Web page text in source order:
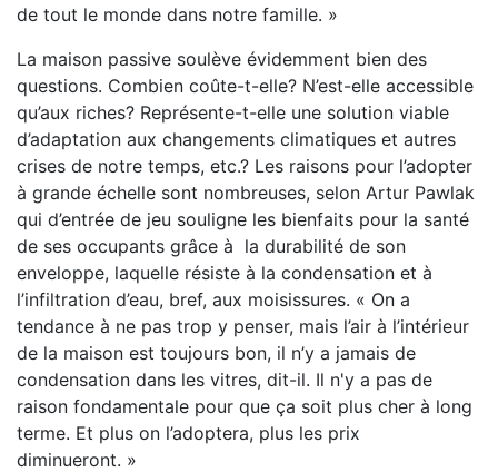
de tout le monde dans notre famille. »
La maison passive soulève évidemment bien des
questions. Combien coûte-t-elle? N’est-elle accessible
qu’aux riches? Représente-t-elle une solution viable
d’adaptation aux changements climatiques et autres
crises de notre temps, etc.? Les raisons pour l’adopter
à grande échelle sont nombreuses, selon Artur Pawlak
qui d’entrée de jeu souligne les bienfaits pour la santé
de ses occupants grâce à la durabilité de son
enveloppe, laquelle résiste à la condensation et à
l’infiltration d’eau, bref, aux moisissures. « On a
tendance à ne pas trop y penser, mais l’air à l’intérieur
de la maison est toujours bon, il n’y a jamais de
condensation dans les vitres, dit-il. Il n'y a pas de
raison fondamentale pour que ça soit plus cher à long
terme. Et plus on l’adoptera, plus les prix
diminueront. »